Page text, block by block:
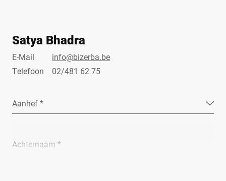
Satya Bhadra
E-Mail
info@bizerba.be
Telefoon
02/481 62 75
Aanhef *
Achternaam *